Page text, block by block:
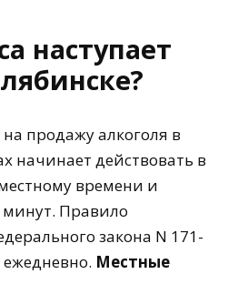
наступает
продажу алкоголя в
начинает действовать в
времени и
минут. Правило
закона N 171-
Местные